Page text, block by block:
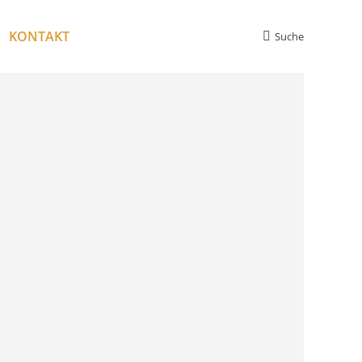
KONTAKT Search:
Suche